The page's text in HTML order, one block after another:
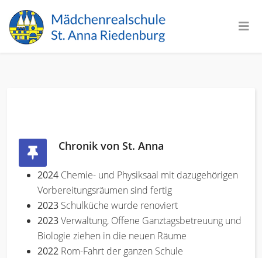
Chronik von St. Anna
2024 Chemie- und Physiksaal mit dazugehörigen
Vorbereitungsräumen sind fertig
2023 Schulküche wurde renoviert
2023Verwaltung, Offene Ganztagsbetreuung und
Biologie ziehen in die neuen Räume
2022 Rom-Fahrt der ganzen Schule